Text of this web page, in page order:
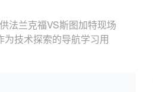
法兰克福VS斯图加特现场
技术探索的导航学习用